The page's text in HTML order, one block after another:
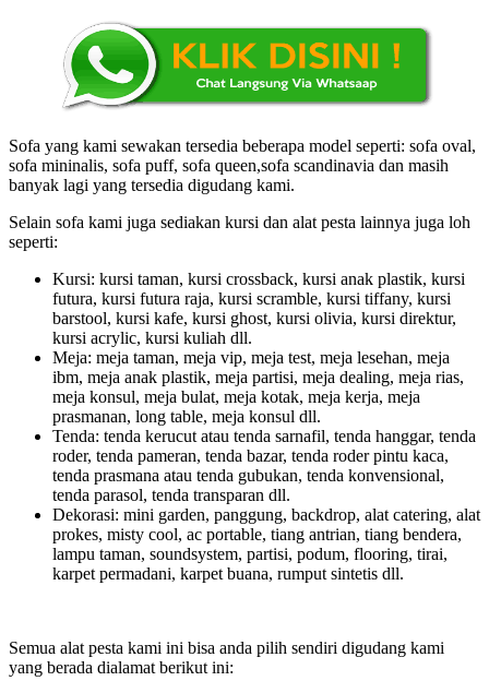
Sofa yang kami sewakan tersedia beberapa model seperti: sofa oval,
sofa mininalis, sofa puff, sofa queen,sofa scandinavia dan masih
banyak lagi yang tersedia digudang kami.
Selain sofa kami juga sediakan kursi dan alat pesta lainnya juga loh
seperti:
Kursi: kursi taman, kursi crossback, kursi anak plastik, kursi
futura, kursi futura raja, kursi scramble, kursi tiffany, kursi
barstool, kursi kafe, kursi ghost, kursi olivia, kursi direktur,
kursi acrylic, kursi kuliah dll.
Meja: meja taman, meja vip, meja test, meja lesehan, meja
ibm, meja anak plastik, meja partisi, meja dealing, meja rias,
meja konsul, meja bulat, meja kotak, meja kerja, meja
prasmanan, long table, meja konsul dll.
Tenda: tenda kerucut atau tenda sarnafil, tenda hanggar, tenda
roder, tenda pameran, tenda bazar, tenda roder pintu kaca,
tenda prasmana atau tenda gubukan, tenda konvensional,
tenda parasol, tenda transparan dll.
Dekorasi: mini garden, panggung, backdrop, alat catering, alat
prokes, misty cool, ac portable, tiang antrian, tiang bendera,
lampu taman, soundsystem, partisi, podum, flooring, tirai,
karpet permadani, karpet buana, rumput sintetis dll.
Semua alat pesta kami ini bisa anda pilih sendiri digudang kami
yang berada dialamat berikut ini: